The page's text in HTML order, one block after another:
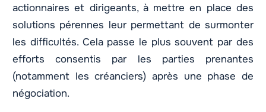
actionnaires et dirigeants, à mettre en place des
solutions pérennes leur permettant de surmonter
les difficultés. Cela passe le plus souvent par des
efforts consentis par les parties prenantes
(notamment les créanciers) après une phase de
négociation.